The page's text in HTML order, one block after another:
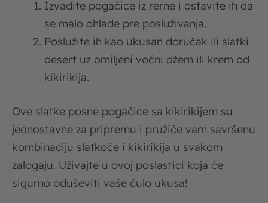
Izvadite pogačice iz rerne i ostavite ih da
se malo ohlade pre posluživanja.
Poslužite ih kao ukusan doručak ili slatki
desert uz omiljeni voćni džem ili krem od
kikirikija.
Ove slatke posne pogačice sa kikirikijem su
jednostavne za pripremu i pružiće vam savršenu
kombinaciju slatkoće i kikirikija u svakom
zalogaju. Uživajte u ovoj poslastici koja će
sigurno oduševiti vaše čulo ukusa!